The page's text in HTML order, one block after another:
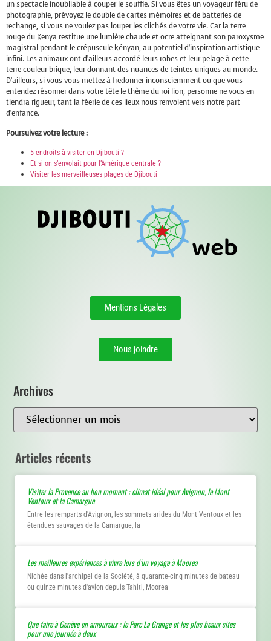
un spectacle inoubliable à couper le souffle. Si vous êtes un voyageur féru de
photographie, prévoyez le double de cartes mémoires et de batteries de
rechange, si vous ne voulez pas louper les clichés de votre vie. Car la terre
rouge du Kenya restitue une lumière chaude et ocre atteignant son paroxysme
magistral pendant le crépuscule kényan, au potentiel d’inspiration artistique
infini. Les animaux ont d’ailleurs accordé leurs robes et leur pelage à cette
terre couleur brique, leur donnant des nuances de teintes uniques au monde.
D’ailleurs, si vous vous mettez à fredonner inconsciemment ou que vous
entendez résonner dans votre tête le thème du roi lion, personne ne vous en
tiendra rigueur, tant la féerie de ces lieux nous renvoient vers notre part
d’enfance.
Poursuivez votre lecture :
5 endroits à visiter en Djibouti ?
Et si on s’envolait pour l’Amérique centrale ?
Visiter les merveilleuses plages de Djibouti
Mentions Légales
Nous joindre
Archives
Articles récents
Visiter la Provence au bon moment : climat idéal pour Avignon, le Mont
Ventoux et la Camargue
Entre les remparts d'Avignon, les sommets arides du Mont Ventoux et les
étendues sauvages de la Camargue, la
Les meilleures expériences à vivre lors d’un voyage à Moorea
Nichée dans l'archipel de la Société, à quarante-cinq minutes de bateau
ou quinze minutes d'avion depuis Tahiti, Moorea
Que faire à Genève en amoureux : le Parc La Grange et les plus beaux sites
pour une journée à deux